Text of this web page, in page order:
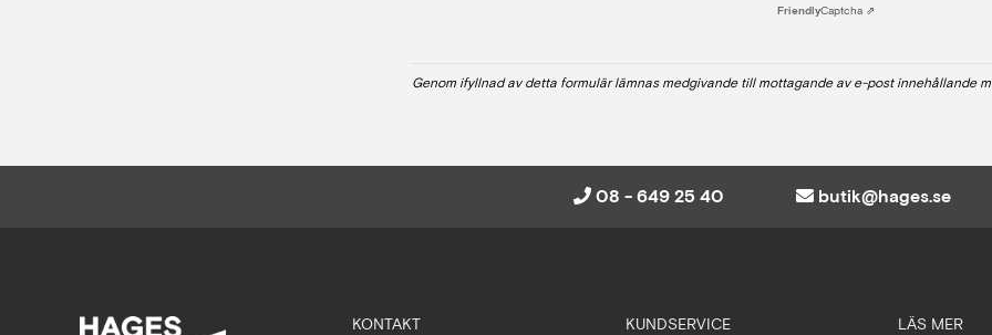
FriendlyCaptcha ⇗
Genom ifyllnad av detta formulär lämnas medgivande till mottagande av e-post innehållande
08 - 649 25 40 butik@hages.se
KONTAKT KUNDSERVICE LÄS MER